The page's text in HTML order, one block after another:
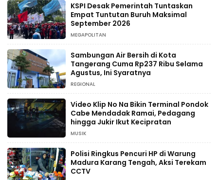
KSPI Desak Pemerintah Tuntaskan
Empat Tuntutan Buruh Maksimal
September 2026
MEGAPOLITAN
Sambungan Air Bersih di Kota
Tangerang Cuma Rp237 Ribu Selama
Agustus, Ini Syaratnya
REGIONAL
Video Klip No Na Bikin Terminal Pondok
Cabe Mendadak Ramai, Pedagang
hingga Jukir Ikut Kecipratan
MUSIK
Polisi Ringkus Pencuri HP di Warung
Madura Karang Tengah, Aksi Terekam
CCTV